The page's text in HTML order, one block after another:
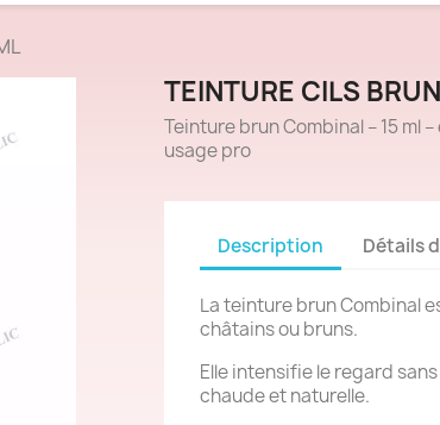
TEINTURE CILS
Teinture brun Combinal – 15 ml
usage pro
Description Détails
La teinture brun Combinal
châtains ou bruns.
Elle intensifie le regard
chaude et naturelle.